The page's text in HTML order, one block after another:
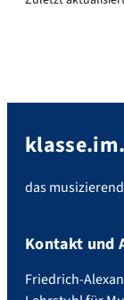
das
Kontakt und
Friedrich-